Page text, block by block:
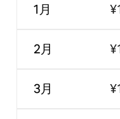
1月
2月
3月